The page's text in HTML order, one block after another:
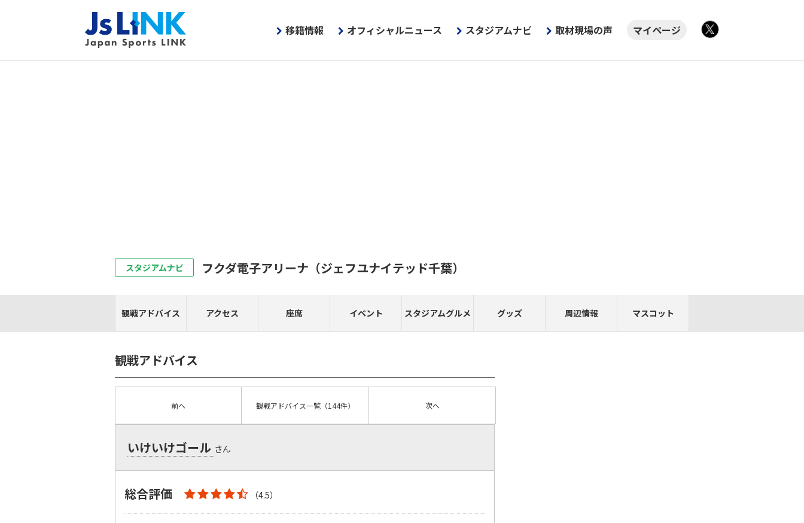
移籍情報 オフィシャルニュース スタジアムナビ 取材現場の声
マイページ
スタジアムナビ フクダ電子アリーナ （ジェフユナイテッド千葉）
観戦アドバイス アクセス 座席 イベント スタジアムグルメ グッズ 周辺情報 マスコット
観戦アドバイス
前へ 観戦アドバイス一覧（144件） 次へ
いけいけゴール さん
総合評価 （4.5）